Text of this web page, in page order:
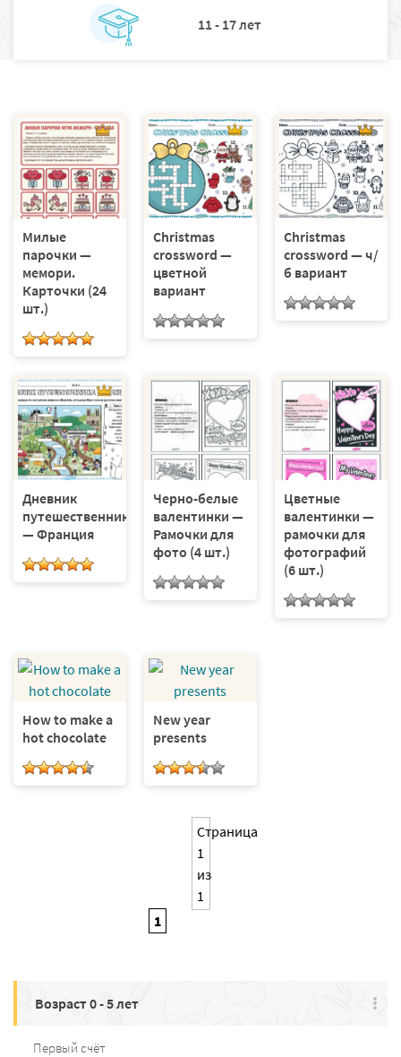
11 - 17 лет
Милые
парочки —
мемори.
Карточки (24
шт.)
Christmas
crossword —
цветной
вариант
Christmas
crossword — ч/
б вариант
Дневник
путешественника
— Франция
Черно-белые
валентинки —
Рамочки для
фото (4 шт.)
Цветные
валентинки —
рамочки для
фотографий
(6 шт.)
How to make a
hot chocolate
New year
presents
Страница
1
из
1
1
Возраст 0 - 5 лет
Первый счёт